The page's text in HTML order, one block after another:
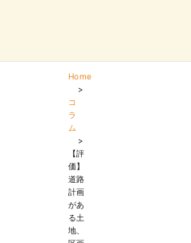
Home
>
コ
ラ
ム
>
【評
価】
道路
計画
があ
る土
地、